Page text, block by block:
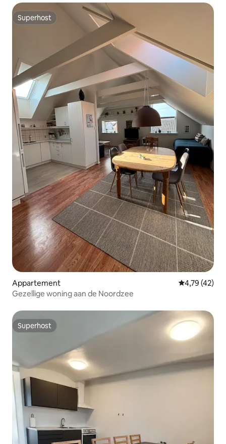
Superhost
Superhost
Appartement Gemiddelde
4,79 (42)
Gezellige woning aan de Noordzee
Superhost
Superhost